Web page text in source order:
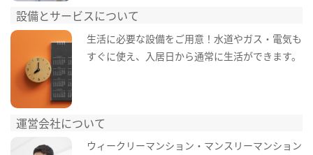
設備とサービスについて
生活に必要な設備をご用意！水道やガス・電気も
すぐに使え、入居日から通常に生活ができます。
運営会社について
ウィークリーマンション・マンスリーマンション